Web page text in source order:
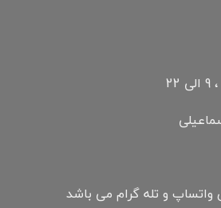
واتساپ و تله گرام می باشد